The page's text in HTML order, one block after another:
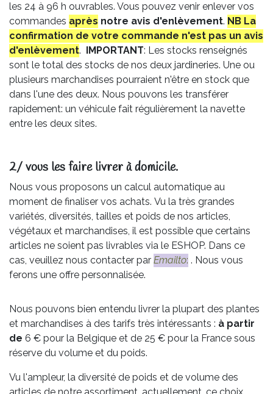
les 24 à 96 h ouvrables. Vous pouvez venir enlever vos
commandes après notre avis d'enlèvement. NB La
confirmation de votre commande n'est pas un avis
d'enlèvement. IMPORTANT: Les stocks renseignés
sont le total des stocks de nos deux jardineries. Une ou
plusieurs marchandises pourraient n'être en stock que
dans l'une des deux. Nous pouvons les transférer
rapidement: un véhicule fait régulièrement la navette
entre les deux sites.
2/ vous les faire livrer à domicile.
Nous vous proposons un calcul automatique au
moment de finaliser vos achats. Vu la très grandes
variétés, diversités, tailles et poids de nos articles,
végétaux et marchandises, il est possible que certains
articles ne soient pas livrables via le ESHOP. Dans ce
cas, veuillez nous contacter par Emailto: . Nous vous
ferons une offre personnalisée.
Nous pouvons bien entendu livrer la plupart des plantes
et marchandises à des tarifs très intéressants : à partir
de 6 € pour la Belgique et de 25 € pour la France sous
réserve du volume et du poids.
Vu l'ampleur, la diversité de poids et de volume des